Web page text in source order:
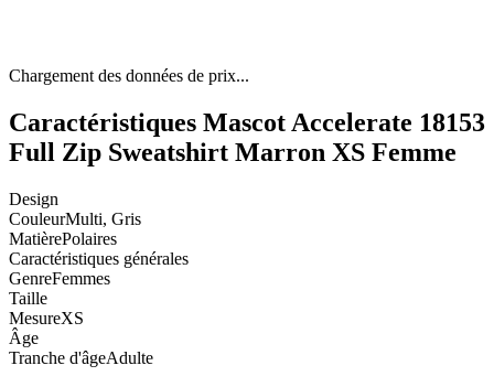
Chargement des données de prix...
Caractéristiques Mascot Accelerate 18153
Full Zip Sweatshirt Marron XS Femme
Design
CouleurMulti, Gris
MatièrePolaires
Caractéristiques générales
GenreFemmes
Taille
MesureXS
Âge
Tranche d'âgeAdulte